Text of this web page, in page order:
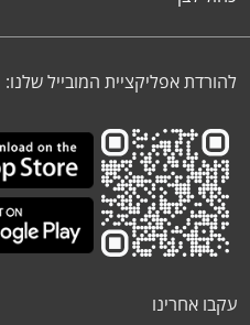
להורדת אפליקציית המובייל שלנו:
עקבו אחרינו